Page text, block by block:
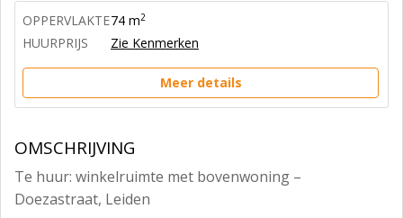
OPPERVLAKTE74 m2
HUURPRIJS Zie Kenmerken
Meer details
OMSCHRIJVING
Te huur: winkelruimte met bovenwoning –
Doezastraat, Leiden